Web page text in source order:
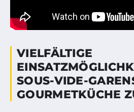
VIELFÄLTIGE
SOUS-VIDE-
GOURMETKÜCHE